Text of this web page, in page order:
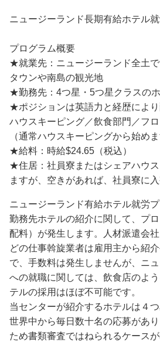
ニュージーランド長期有給ホテル
プログラム概要
★就業先：ニュージーランド全土
タウンや南島の観光地
★勤務先：4つ星・5つ星クラスのホ
★ポジションは英語力と経歴により
ハウスキーピング／飲食部門／フ
（通常ハウスキーピングから始めま
★給料：時給$24.65（税込）
★住居：社員寮またはシェアハウ
ますが、空きがあれば、社員寮に入
ニュージーランド有給ホテル就労
勤務先ホテルの紹介に関して、プ
配料）が発生します。人材派遣会
どの仕事斡旋業者は雇用主から紹
で、手数料は発生しませんが、ニ
への就職に関しては、飲食店のよ
テルの採用はほぼ不可能です。
当センターが紹介するホテルは４
世界中から毎日数十名の応募があ
ため書類審査ではねられるケース